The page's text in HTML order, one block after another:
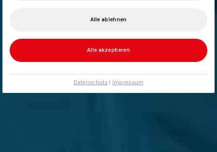
Alle ablehnen
Alle akzeptieren
Datenschutz| Impressum